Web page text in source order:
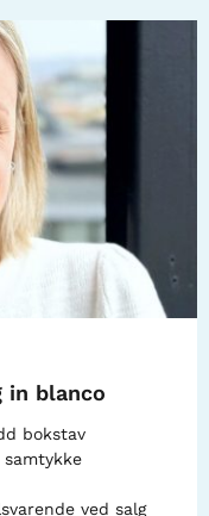
in blanco
bokstav
ved salg